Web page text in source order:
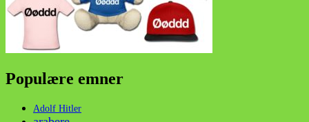
Populære emner
Adolf Hitler